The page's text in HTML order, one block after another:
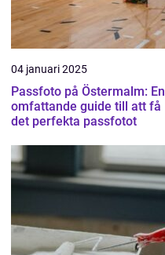
04 januari 2025
Passfoto på Östermalm: En
omfattande guide till att få
det perfekta passfotot